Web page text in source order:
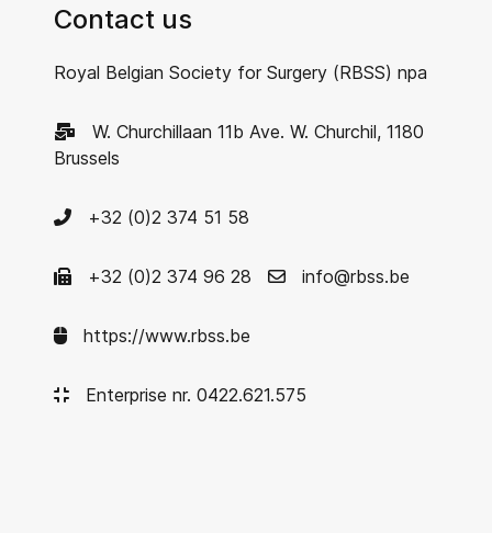
Contact us
Royal Belgian Society for Surgery (RBSS) npa
W. Churchillaan 11b Ave. W. Churchil, 1180
Brussels
+32 (0)2 374 51 58
+32 (0)2 374 96 28 info@rbss.be
https://www.rbss.be
Enterprise nr. 0422.621.575